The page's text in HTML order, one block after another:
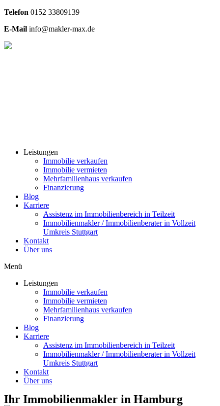
Telefon 0152 33809139
E-Mail info@makler-max.de
Leistungen
Immobilie verkaufen
Immobilie vermieten
Mehrfamilienhaus verkaufen
Finanzierung
Blog
Karriere
Assistenz im Immobilienbereich in Teilzeit
Immobilienmakler / Immobilienberater in Vollzeit
Umkreis Stuttgart
Kontakt
Über uns
Menü
Leistungen
Immobilie verkaufen
Immobilie vermieten
Mehrfamilienhaus verkaufen
Finanzierung
Blog
Karriere
Assistenz im Immobilienbereich in Teilzeit
Immobilienmakler / Immobilienberater in Vollzeit
Umkreis Stuttgart
Kontakt
Über uns
Ihr Immobilienmakler in Hamburg